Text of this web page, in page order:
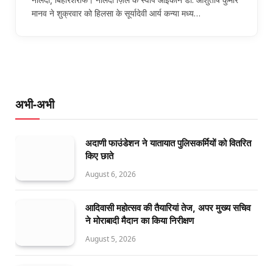
मानव ने शुक्रवार को हिलसा के सूर्यादेवी आर्य कन्या मध्य…
अभी-अभी
अदाणी फाउंडेशन ने यातायात पुलिसकर्मियों को वितरित
किए छाते
August 6, 2026
आदिवासी महोत्सव की तैयारियां तेज, अपर मुख्य सचिव
ने मोराबादी मैदान का किया निरीक्षण
August 5, 2026